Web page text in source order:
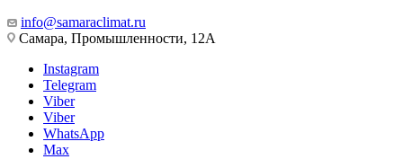
info@samaraclimat.ru
Самара, Промышленности, 12А
Instagram
Telegram
Viber
Viber
WhatsApp
Max